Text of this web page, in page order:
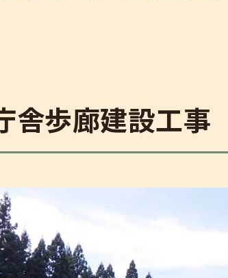
リフォーム
会社概要
採用情報
舎歩廊建設工事